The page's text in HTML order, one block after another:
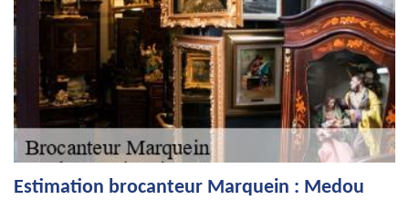
Estimation brocanteur Marquein : Medou